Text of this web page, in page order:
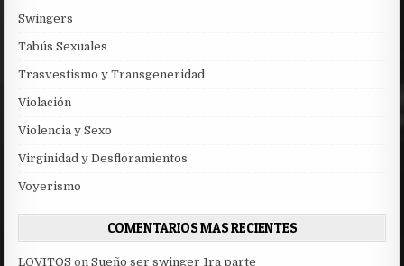
Swingers
Tabús Sexuales
Trasvestismo y Transgeneridad
Violación
Violencia y Sexo
Virginidad y Desfloramientos
Voyerismo
COMENTARIOS MAS RECIENTES
LOVITOS onSueño ser swinger 1ra parte